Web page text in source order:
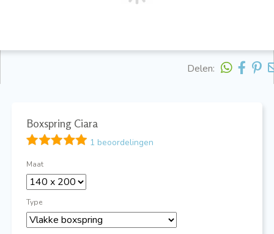
Delen:
Boxspring Ciara
1 beoordelingen
Maat
Type